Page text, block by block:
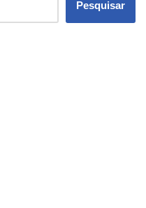
Pesquisar